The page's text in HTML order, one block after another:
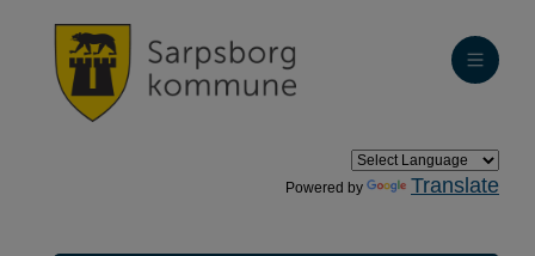
Powered by Translate